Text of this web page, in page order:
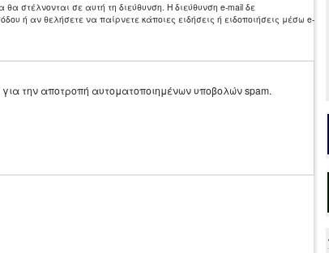
στέλνονται σε αυτή τη διεύθυνση. Η διεύθυνση e-mail δε
ή αν θελήσετε να παίρνετε κάποιες ειδήσεις ή ειδοποιήσεις μέσω e-
την αποτροπή αυτοματοποιημένων υποβολών spam.
.